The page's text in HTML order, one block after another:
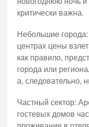
критически важна.
Небольшие города:
центрах цены
как правило,
города или
а, следовательно,
Частный сектор:
гостевых домов